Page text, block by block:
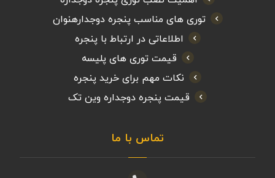
توری های مناسب پنجره دوجدارهنوان
اطلاعاتی در ارتباط با پنجره
قیمت توری های پلیسه
نکات مهم برای خرید پنجره
قیمت پنجره دوجداره وین تک
تماس با ما